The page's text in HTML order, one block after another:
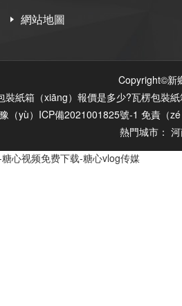
網站地圖
Copyright©新
裝紙箱（xiāng）報價是多少?瓦楞包裝
豫（yù）ICP備2021001825號-1 免責（
熱門城市：
心视频免费下载-糖心vlog传媒